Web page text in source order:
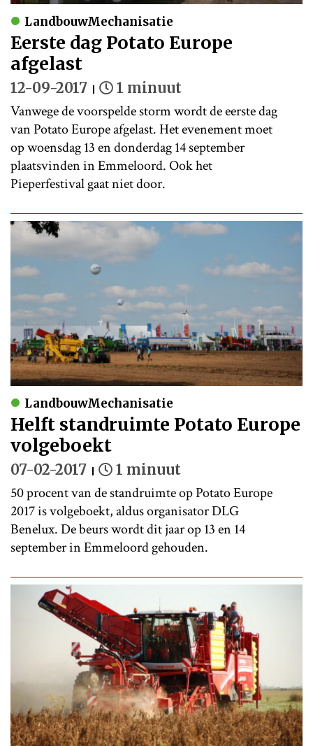
LandbouwMechanisatie
Eerste dag Potato Europe
afgelast
12-09-2017 1 minuut
Vanwege de voorspelde storm wordt de eerste dag
van Potato Europe afgelast. Het evenement moet
op woensdag 13 en donderdag 14 september
plaatsvinden in Emmeloord. Ook het
Pieperfestival gaat niet door.
LandbouwMechanisatie
Helft standruimte Potato Europe
volgeboekt
07-02-2017 1 minuut
50 procent van de standruimte op Potato Europe
2017 is volgeboekt, aldus organisator DLG
Benelux. De beurs wordt dit jaar op 13 en 14
september in Emmeloord gehouden.